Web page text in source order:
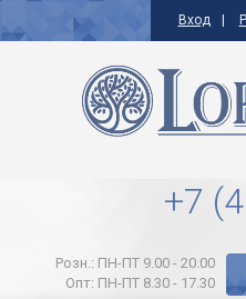
Вход
+7
Розн.: ПН-ПТ 9.00 - 20.00
Опт: ПН-ПТ 8.30 - 17.30